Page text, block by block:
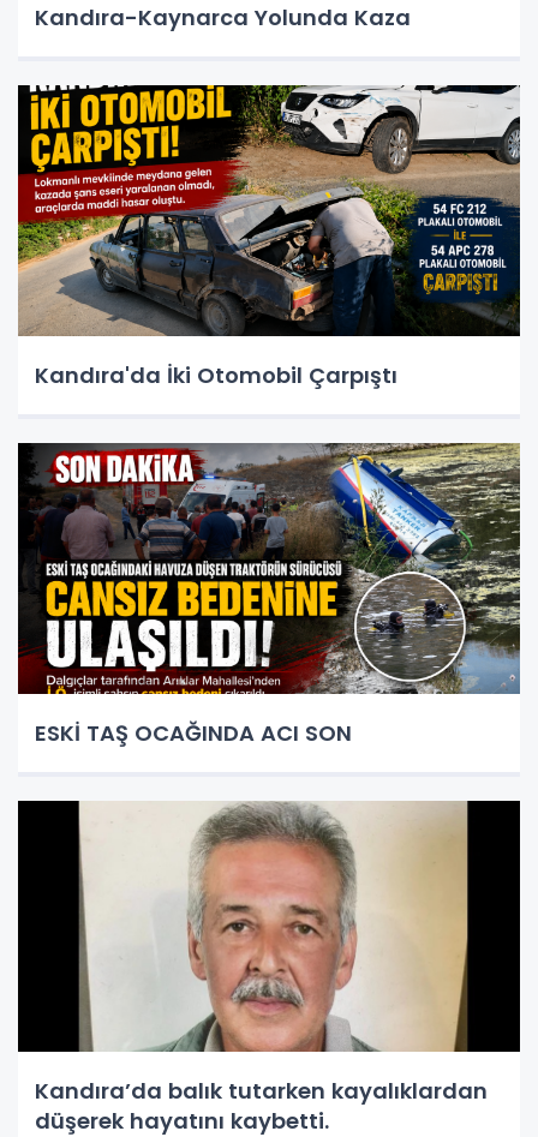
Kandıra-Kaynarca Yolunda Kaza
Kandıra'da İki Otomobil Çarpıştı
ESKİ TAŞ OCAĞINDA ACI SON
Kandıra’da balık tutarken kayalıklardan
düşerek hayatını kaybetti.